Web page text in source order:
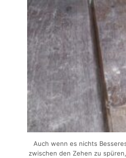
Auch wenn es nichts
zwischen den Zehen zu